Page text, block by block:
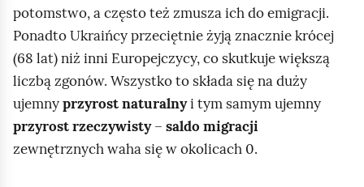
i
c
potomstwo, a często też zmusza ich do emigracji.
Ponadto Ukraińcy przeciętnie żyją znacznie krócej
(68 lat) niż inni Europejczycy, co skutkuje większą
liczbą zgonów. Wszystko to składa się na duży
ujemnyprzyrost naturalnyi tym samym ujemny
przyrost rzeczywisty– saldo migracji
zewnętrznych waha się w okolicach 0.